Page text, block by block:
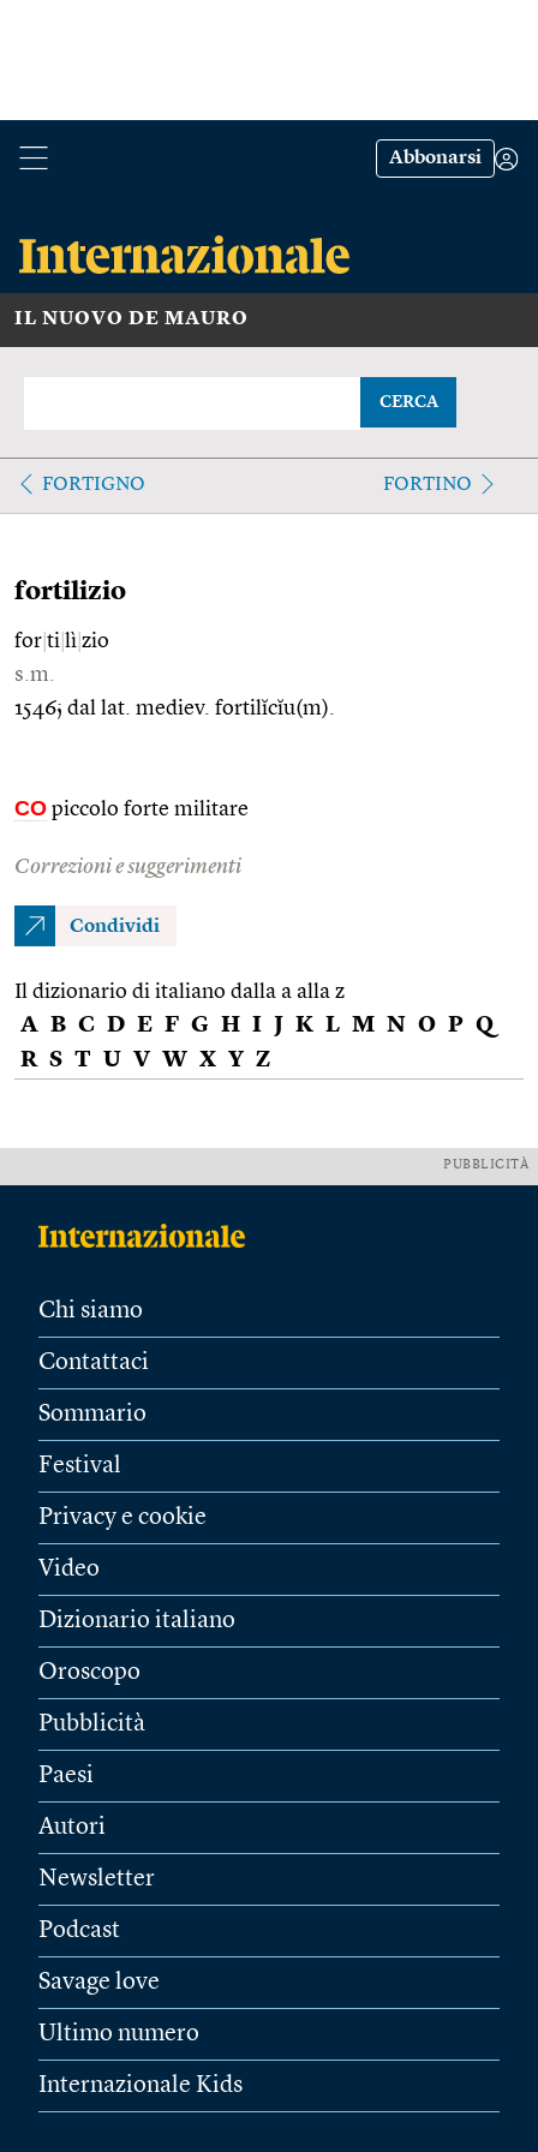
Abbonarsi
IL NUOVO DE MAURO
CERCA
FORTIGNO FORTINO
fortilizio
for ti lì zio
s.m.
1546; dal lat. mediev. fortilĭcĭu(m).
CO piccolo forte militare
Correzioni e suggerimenti
Condividi
Il dizionario di italiano dalla a alla z
A B C D E F G H I J K L M N O P Q
R S T U V W X Y Z
PUBBLICITÀ
Chi siamo
Contattaci
Sommario
Festival
Privacy e cookie
Video
Dizionario italiano
Oroscopo
Pubblicità
Paesi
Autori
Newsletter
Podcast
Savage love
Ultimo numero
Internazionale Kids